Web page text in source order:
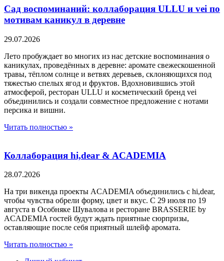
Сад воспоминаний: коллаборация ULLU и vei по
мотивам каникул в деревне
29.07.2026
Лето пробуждает во многих из нас детские воспоминания о
каникулах, проведённых в деревне: аромате свежескошенной
травы, тёплом солнце и ветвях деревьев, склоняющихся под
тяжестью спелых ягод и фруктов. Вдохновившись этой
атмосферой, ресторан ULLU и косметический бренд vei
объединились и создали совместное предложение с нотами
персика и вишни.
Читать полностью »
Коллаборация hi,dear & ACADEMIA
28.07.2026
На три викенда проекты ACADEMIA объединились с hi,dear,
чтобы чувства обрели форму, цвет и вкус. С 29 июля по 19
августа в Особняке Шувалова и ресторане BRASSERIE by
ACADEMIA гостей будут ждать приятные сюрпризы,
оставляющие после себя приятный шлейф аромата.
Читать полностью »